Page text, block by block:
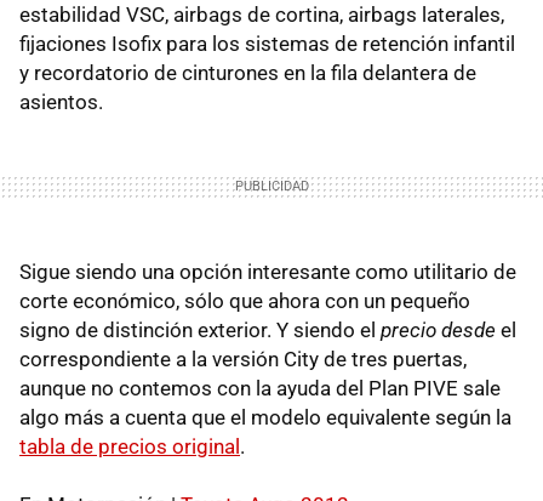
estabilidad VSC, airbags de cortina, airbags laterales,
fijaciones Isofix para los sistemas de retención infantil
y recordatorio de cinturones en la fila delantera de
asientos.
Sigue siendo una opción interesante como utilitario de
corte económico, sólo que ahora con un pequeño
signo de distinción exterior. Y siendo el precio desde el
correspondiente a la versión City de tres puertas,
aunque no contemos con la ayuda del Plan PIVE sale
algo más a cuenta que el modelo equivalente según la
tabla de precios original .